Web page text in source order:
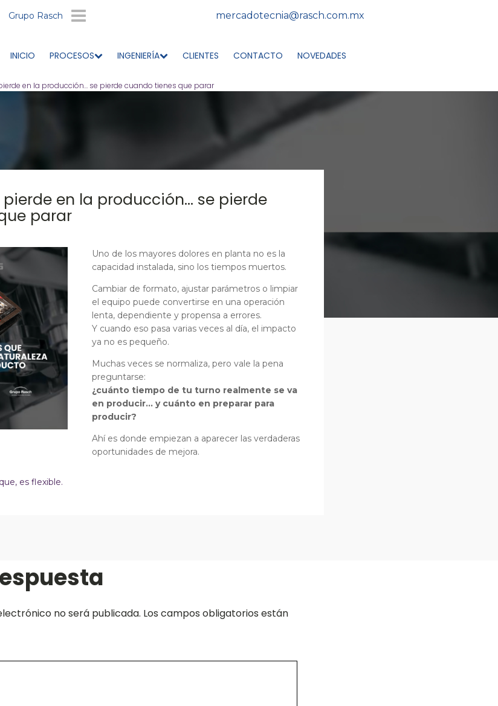
Grupo Rasch mercadotecnia@rasch.com.mx
INICIO PROCESOS INGENIERÍA CLIENTES CONTACTO NOVEDADES
en la producción… se pierde cuando tienes que parar
pierde en la producción… se pierde
parar
Uno de los mayores dolores en planta no es la
capacidad instalada, sino los tiempos muertos.
Cambiar de formato, ajustar parámetros o limpiar
el equipo puede convertirse en una operación
lenta, dependiente y propensa a errores.
Y cuando eso pasa varias veces al día, el impacto
ya no es pequeño.
Muchas veces se normaliza, pero vale la pena
preguntarse:
¿cuánto tiempo de tu turno realmente se va
en producir… y cuánto en preparar para
producir?
Ahí es donde empiezan a aparecer las verdaderas
oportunidades de mejora.
es flexible.
no será publicada. Los campos obligatorios están